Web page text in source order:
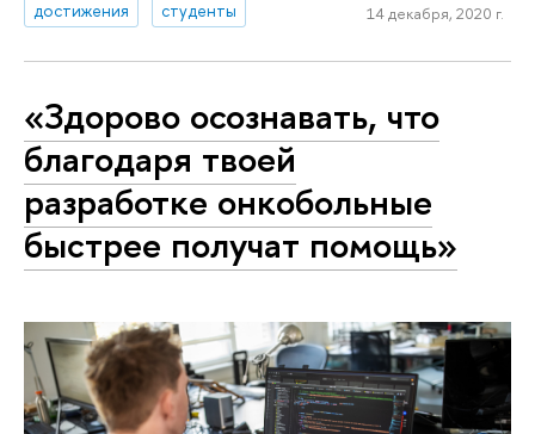
достижения студенты 14 декабря, 2020 г.
«Здорово осознавать, что
благодаря твоей
разработке онкобольные
быстрее получат помощь»